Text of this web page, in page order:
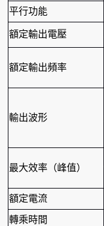
平行功能
額定輸出電壓
額定輸出頻率
輸出波形
最大效率（峰值）
額定電流
轉乘時間